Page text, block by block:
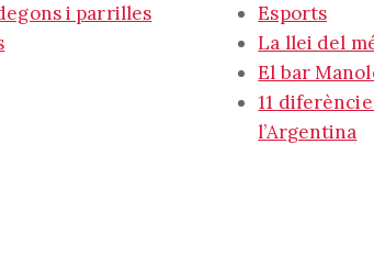
i parrilles
Esports
La llei del
El bar
11
l’Argentina